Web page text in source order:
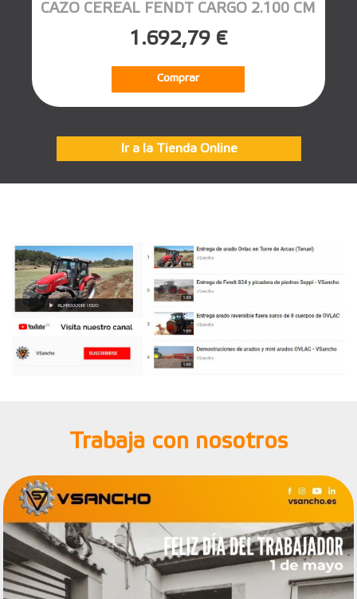
CAZO CEREAL FENDT CARGO 2.100 CM
1.692,79 €
Comprar
Ir a la Tienda Online
Trabaja con nosotros